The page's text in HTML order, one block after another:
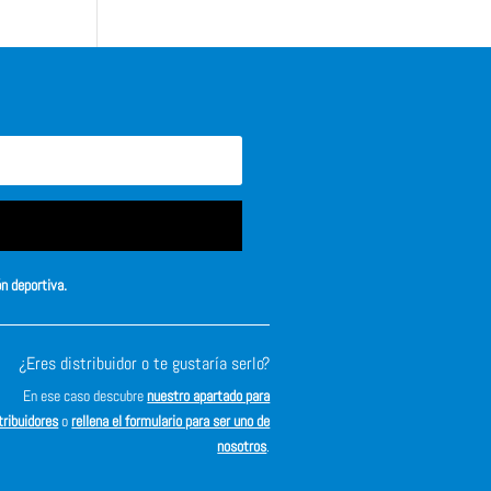
deportiva.
¿Eres distribuidor o te gustaría serlo?
En ese caso descubrenuestro apartado para
orellena el formulario para ser uno de
nosotros.